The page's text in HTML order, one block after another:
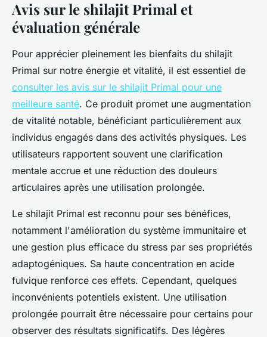
Avis sur le shilajit Primal et
évaluation générale
Pour apprécier pleinement les bienfaits du shilajit
Primal sur notre énergie et vitalité, il est essentiel de
consulter les avis sur le shilajit Primal pour une
meilleure santé. Ce produit promet une augmentation
de vitalité notable, bénéficiant particulièrement aux
individus engagés dans des activités physiques. Les
utilisateurs rapportent souvent une clarification
mentale accrue et une réduction des douleurs
articulaires après une utilisation prolongée.
Le shilajit Primal est reconnu pour ses bénéfices,
notamment l'amélioration du système immunitaire et
une gestion plus efficace du stress par ses propriétés
adaptogéniques. Sa haute concentration en acide
fulvique renforce ces effets. Cependant, quelques
inconvénients potentiels existent. Une utilisation
prolongée pourrait être nécessaire pour certains pour
observer des résultats significatifs. Des légères